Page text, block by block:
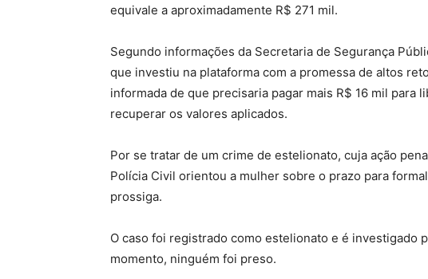
equivale a aproximadamente R$ 271 mil.
Segundo informações da Secretaria de Segurança
que investiu na plataforma com a promessa de altos
informada de que precisaria pagar mais R$ 16 mil para
recuperar os valores aplicados.
Por se tratar de um crime de estelionato, cuja ação
Polícia Civil orientou a mulher sobre o prazo para
prossiga.
O caso foi registrado como estelionato e é investigado
momento, ninguém foi preso.